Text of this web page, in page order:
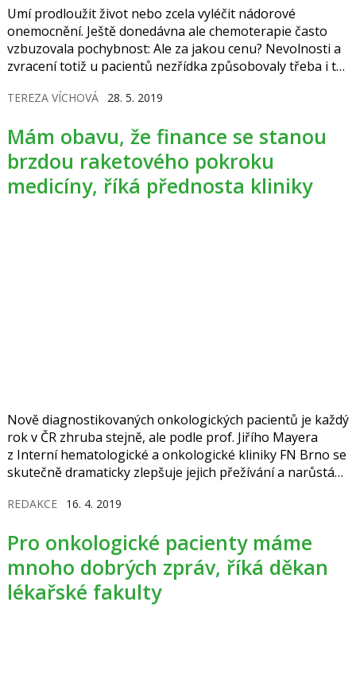
Umí prodloužit život nebo zcela vyléčit nádorové
onemocnění. Ještě donedávna ale chemoterapie často
vzbuzovala pochybnost: Ale za jakou cenu? Nevolnosti a
zvracení totiž u pacientů nezřídka způsobovaly třeba i to,
TEREZA VÍCHOVÁ 28. 5. 2019
Mám obavu, že finance se stanou
brzdou raketového pokroku
medicíny, říká přednosta kliniky
Nově diagnostikovaných onkologických pacientů je každý
rok v ČR zhruba stejně, ale podle prof. Jiřího Mayera
z Interní hematologické a onkologické kliniky FN Brno se
skutečně dramaticky zlepšuje jejich přežívání a narůstá
chorobou. Mnoho těchto pacientů ale není trvale
zvyšuje nároky na finance i počet zdravotníků. „Jsme
v zajetí vlastního diagnostického a léčebného úspěchu,“
říká lékař.
REDAKCE 16. 4. 2019
Pro onkologické pacienty máme
mnoho dobrých zpráv, říká děkan
lékařské fakulty